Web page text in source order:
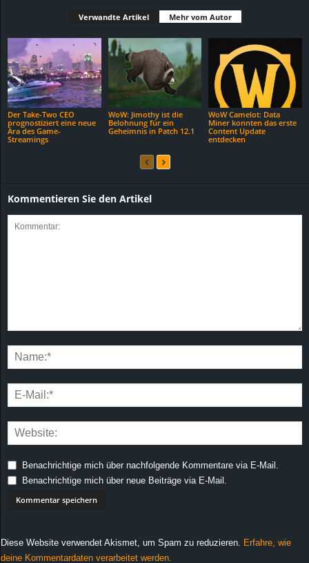
Verwandte Artikel Mehr vom Autor
Der Take-Two CEO
prognostiziert eine neue
Ära des Game-
Streamings
WoW: Jimothy ist die
Belohnung für ein
Geheimnis in Patch 12.1
WoW Camelot: Data
Miner konnten das erste
Content Update
entdecken
Kommentieren Sie den Artikel
Benachrichtige mich über nachfolgende Kommentare via E-Mail.
Benachrichtige mich über neue Beiträge via E-Mail.
Diese Website verwendet Akismet, um Spam zu reduzieren. Erfahre, wie
deine Kommentardaten verarbeitet werden.